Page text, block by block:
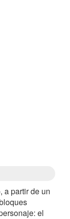
a partir de un
el